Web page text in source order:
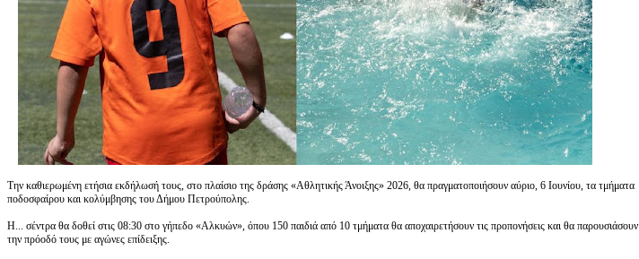
Την καθιερωμένη ετήσια εκδήλωσή τους, στο πλαίσιο της δράσης «Αθλητικής Άνοιξης» 2026, θα πραγματοποιήσουν αύριο, 6 Ιουνίου, τα τμήματα
ποδοσφαίρου και κολύμβησης του Δήμου Πετρούπολης.
Η... σέντρα θα δοθεί στις 08:30 στο γήπεδο «Αλκυών», όπου 150 παιδιά από 10 τμήματα θα αποχαιρετήσουν τις προπονήσεις και θα παρουσιάσουν
την πρόοδό τους με αγώνες επίδειξης.